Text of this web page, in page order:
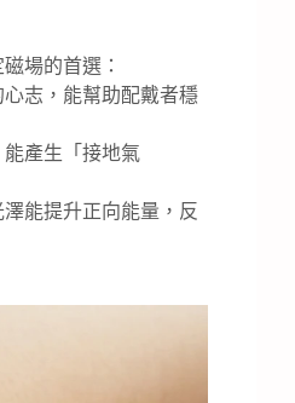
場的首選：
志，能幫助配戴者穩
產生「接地氣
能提升正向能量，反